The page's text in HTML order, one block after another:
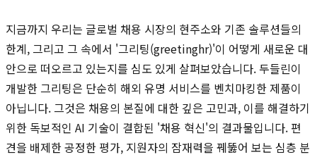
지금까지 우리는 글로벌 채용 시장의 현주소와 기존 솔루션들의
한계, 그리고 그 속에서 '그리팅(greetinghr)'이 어떻게 새로운 대
안으로 떠오르고 있는지를 심도 있게 살펴보았습니다. 두들린이
개발한 그리팅은 단순히 해외 유명 서비스를 벤치마킹한 제품이
아닙니다. 그것은 채용의 본질에 대한 깊은 고민과, 이를 해결하기
위한 독보적인 AI 기술이 결합된 '채용 혁신'의 결과물입니다. 편
견을 배제한 공정한 평가, 지원자의 잠재력을 꿰뚫어 보는 심층 분